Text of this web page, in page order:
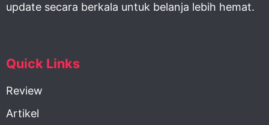
update secara berkala untuk belanja lebih hemat.
Quick Links
Review
Artikel